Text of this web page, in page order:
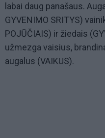
labai daug panašaus.
GYVENIMO SRITYS)
POJŪČIAIS) ir žiedais
užmezga vaisius,
augalus (VAIKUS).